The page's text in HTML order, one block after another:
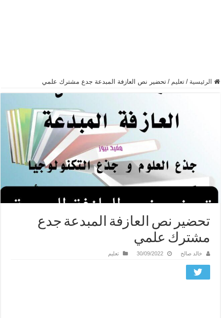
الرئيسية / تعليم / تحضير نص العازفة المبدعة جدع مشترك علمي
تحضير نص العازفة المبدعة جدع
مشترك علمي
خالد صالح 30/09/2022 تعليم